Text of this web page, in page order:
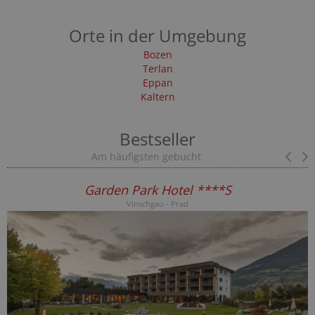
Orte in der Umgebung
Bozen
Terlan
Eppan
Kaltern
Bestseller
Am häufigsten gebucht
Garden Park Hotel ****S
Vinschgau - Prad